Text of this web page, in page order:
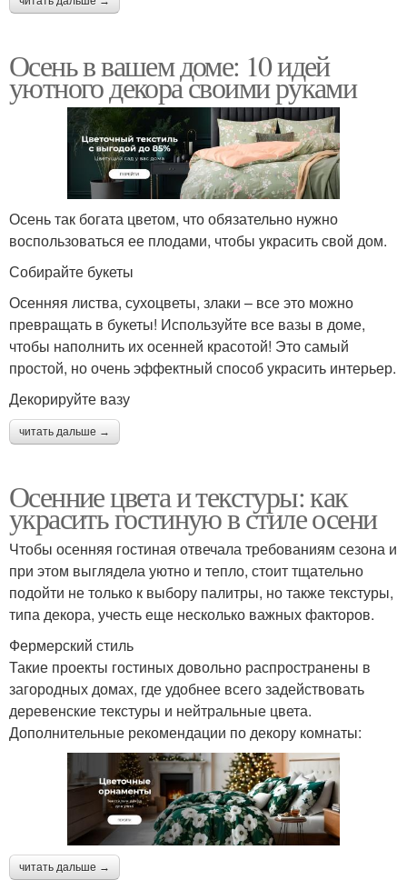
Осень в вашем доме: 10 идей
уютного декора своими руками
Осень так богата цветом, что обязательно нужно
воспользоваться ее плодами, чтобы украсить свой дом.
Собирайте букеты
Осенняя листва, сухоцветы, злаки – все это можно
превращать в букеты! Используйте все вазы в доме,
чтобы наполнить их осенней красотой! Это самый
простой, но очень эффектный способ украсить интерьер.
Декорируйте вазу
читать дальше →
Осенние цвета и текстуры: как
украсить гостиную в стиле осени
Чтобы осенняя гостиная отвечала требованиям сезона и
при этом выглядела уютно и тепло, стоит тщательно
подойти не только к выбору палитры, но также текстуры,
типа декора, учесть еще несколько важных факторов.
Фермерский стиль
Такие проекты гостиных довольно распространены в
загородных домах, где удобнее всего задействовать
деревенские текстуры и нейтральные цвета.
Дополнительные рекомендации по декору комнаты:
читать дальше →